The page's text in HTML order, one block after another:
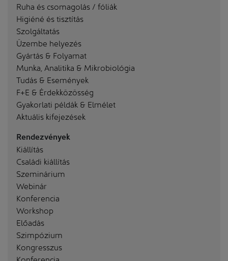
Ruha és csomagolás / fóliák
Higiéné és tisztítás
Szolgáltatás
Üzembe helyezés
Gyártás & Folyamat
Munka, Analitika & Mikrobiológia
Tudás & Események
F+E & Érdekközösség
Gyakorlati példák & Elmélet
Aktuális kifejezések
Rendezvények
Kiállítás
Családi kiállítás
Szeminárium
Webinár
Konferencia
Workshop
Előadás
Szimpózium
Kongresszus
Konferencia